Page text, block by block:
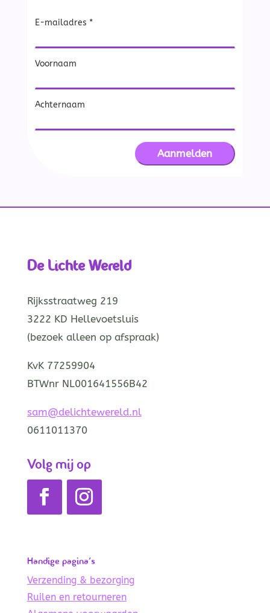
E-mailadres *
Voornaam
Achternaam
De Lichte Wereld
Rijksstraatweg 219
3222 KD Hellevoetsluis
(bezoek alleen op afspraak)
KvK 77259904
BTWnr NL001641556B42
sam@delichtewereld.nl
0611011370
Volg mij op
Handige pagina’s
Verzending & bezorging
Ruilen en retourneren